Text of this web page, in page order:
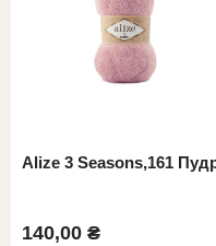
Alize 3 Seasons,161
140,00 ₴